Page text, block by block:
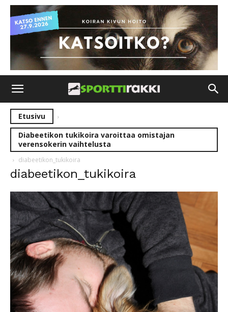
Etusivu
Diabeetikon tukikoira varoittaa omistajan
verensokerin vaihtelusta
diabeetikon_tukikoira
diabeetikon_tukikoira